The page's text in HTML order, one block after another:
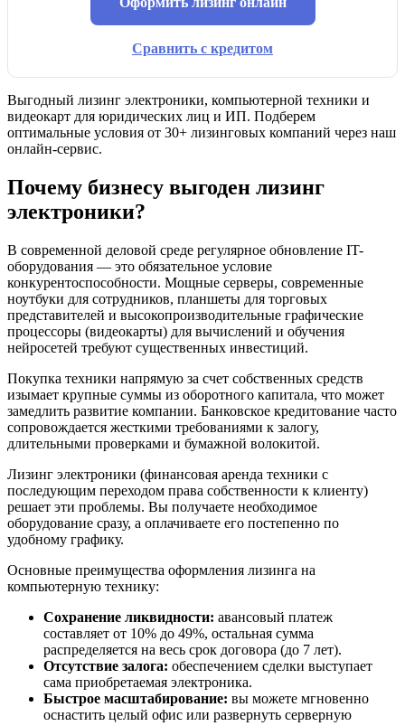
Сравнить с кредитом
Выгодный лизинг электроники, компьютерной техники и
видеокарт для юридических лиц и ИП. Подберем
оптимальные условия от 30+ лизинговых компаний через наш
онлайн-сервис.
Почему бизнесу выгоден лизинг
электроники?
В современной деловой среде регулярное обновление IT-
оборудования — это обязательное условие
конкурентоспособности. Мощные серверы, современные
ноутбуки для сотрудников, планшеты для торговых
представителей и высокопроизводительные графические
процессоры (видеокарты) для вычислений и обучения
нейросетей требуют существенных инвестиций.
Покупка техники напрямую за счет собственных средств
изымает крупные суммы из оборотного капитала, что может
замедлить развитие компании. Банковское кредитование часто
сопровождается жесткими требованиями к залогу,
длительными проверками и бумажной волокитой.
Лизинг электроники (финансовая аренда техники с
последующим переходом права собственности к клиенту)
решает эти проблемы. Вы получаете необходимое
оборудование сразу, а оплачиваете его постепенно по
удобному графику.
Основные преимущества оформления лизинга на
компьютерную технику:
Сохранение ликвидности: авансовый платеж
составляет от 10% до 49%, остальная сумма
распределяется на весь срок договора (до 7 лет).
Отсутствие залога: обеспечением сделки выступает
сама приобретаемая электроника.
Быстрое масштабирование: вы можете мгновенно
оснастить целый офис или развернуть серверную